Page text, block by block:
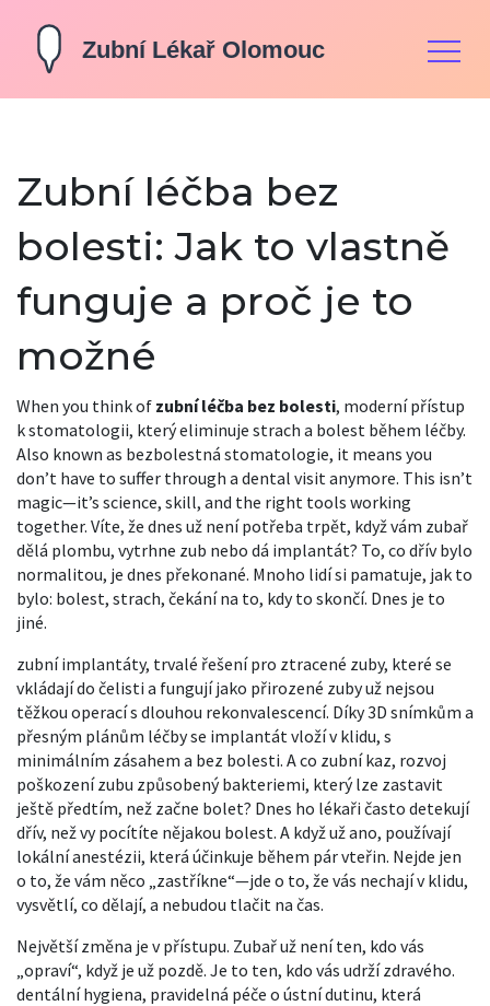
Zubní léčba bez
bolesti: Jak to vlastně
funguje a proč je to
možné
When you think of zubní léčba bez bolesti, moderní přístup
k stomatologii, který eliminuje strach a bolest během léčby.
Also known as bezbolestná stomatologie, it means you
don’t have to suffer through a dental visit anymore. This isn’t
magic—it’s science, skill, and the right tools working
together. Víte, že dnes už není potřeba trpět, když vám zubař
dělá plombu, vytrhne zub nebo dá implantát? To, co dřív bylo
normalitou, je dnes překonané. Mnoho lidí si pamatuje, jak to
bylo: bolest, strach, čekání na to, kdy to skončí. Dnes je to
jiné.
zubní implantáty, trvalé řešení pro ztracené zuby, které se
vkládají do čelisti a fungují jako přirozené zubyuž nejsou
těžkou operací s dlouhou rekonvalescencí. Díky 3D snímkům a
přesným plánům léčby se implantát vloží v klidu, s
minimálním zásahem a bez bolesti. A co zubní kaz, rozvoj
poškození zubu způsobený bakteriemi, který lze zastavit
ještě předtím, než začne bolet? Dnes ho lékaři často detekují
dřív, než vy pocítíte nějakou bolest. A když už ano, používají
lokální anestézii, která účinkuje během pár vteřin. Nejde jen
o to, že vám něco „zastříkne“—jde o to, že vás nechají v klidu,
vysvětlí, co dělají, a nebudou tlačit na čas.
Největší změna je v přístupu. Zubař už není ten, kdo vás
„opraví“, když je už pozdě. Je to ten, kdo vás udrží zdravého.
dentální hygiena, pravidelná péče o ústní dutinu, která